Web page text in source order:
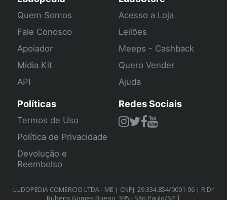
Quem Somos
Fale Conosco
Apoiador
Mídia Kit
API
Acesso a Loja
Leilões
Meeps - Cashback
Quero Vender
Ajuda
Políticas
Termos de Uso
Política de Privacidade
Devolução e
Reembolso
Redes Sociais
LUDOPEDIA COMERCIO LTDA - ME | CNPJ: 29.334.854/0001-96 | R Dr
Rubens Gomes Bueno, 395 - São Paulo/SP |